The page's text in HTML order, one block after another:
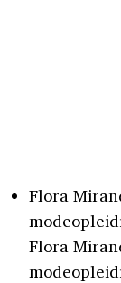
Flora
Flora